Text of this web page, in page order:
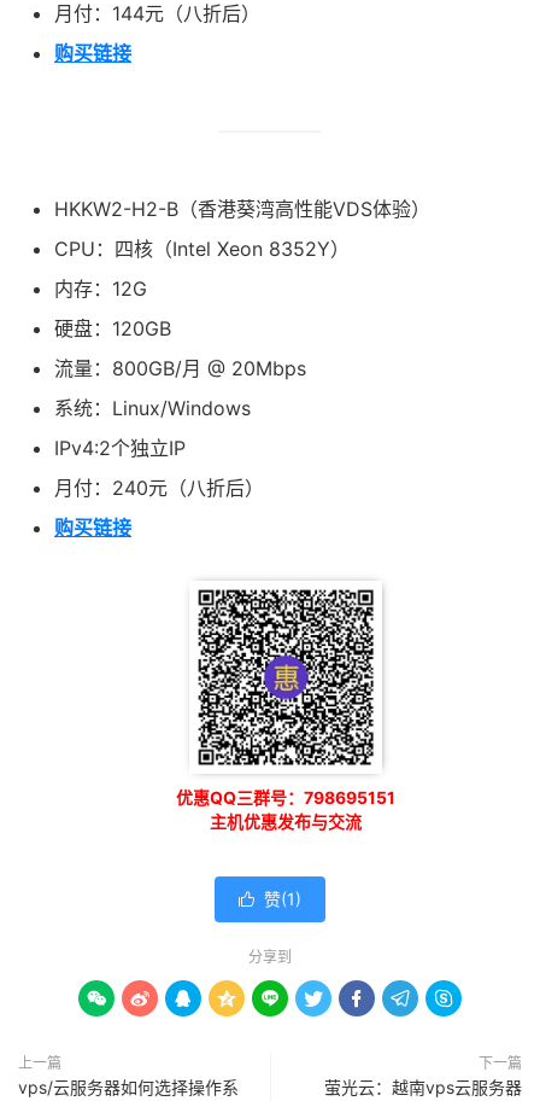
月付：144元（八折后）
购买链接
HKKW2-H2-B（香港葵湾高性能VDS体验）
CPU：四核（Intel Xeon 8352Y）
内存：12G
硬盘：120GB
流量：800GB/月 @ 20Mbps
系统：Linux/Windows
IPv4:2个独立IP
月付：240元（八折后）
购买链接
优惠QQ三群号：798695151
主机优惠发布与交流
 赞(1)
分享到
        
上一篇
vps/云服务器如何选择操作系
下一篇
萤光云：越南vps云服务器